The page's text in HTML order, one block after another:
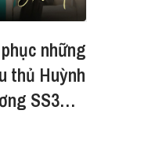
những
thủ Huỳnh
SS3